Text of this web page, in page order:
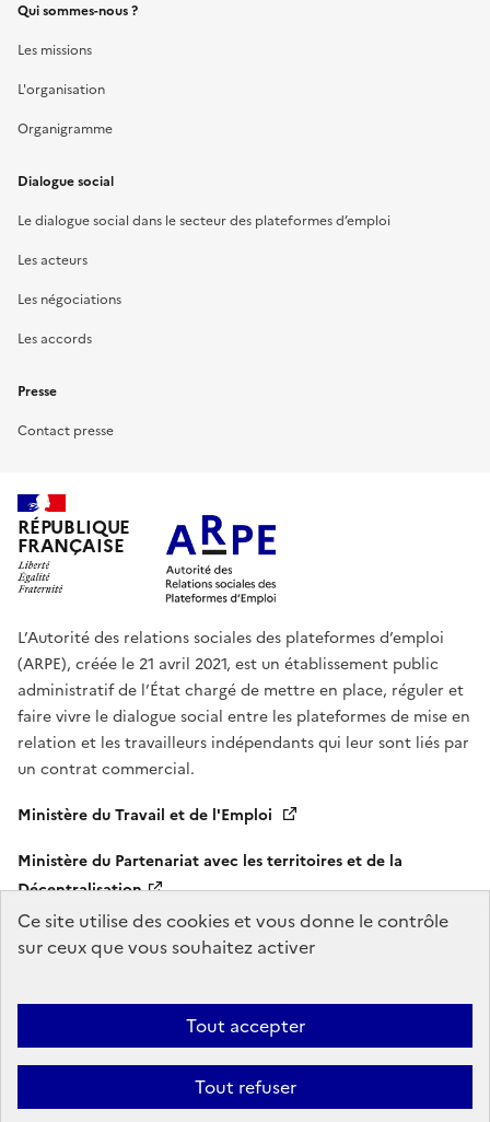
Ce site utilise des cookies et vous donne le contrôle
sur ceux que vous souhaitez activer
Tout accepter
Tout refuser
Qui sommes-nous ?
Les missions
L'organisation
Organigramme
Dialogue social
Le dialogue social dans le secteur des plateformes d’emploi
Les acteurs
Les négociations
Les accords
Presse
Contact presse
RÉPUBLIQUE
FRANÇAISE
L’Autorité des relations sociales des plateformes d’emploi
(ARPE), créée le 21 avril 2021, est un établissement public
administratif de l’État chargé de mettre en place, réguler et
faire vivre le dialogue social entre les plateformes de mise en
relation et les travailleurs indépendants qui leur sont liés par
un contrat commercial.
Ministère du Travail et de l'Emploi
Ministère du Partenariat avec les territoires et de la
Décentralisation
legifrance.gouv.fr
gouvernement.fr
Accessibilité : totalement conforme Plan du site
Politique de
Gestion des cookies Mentions légales